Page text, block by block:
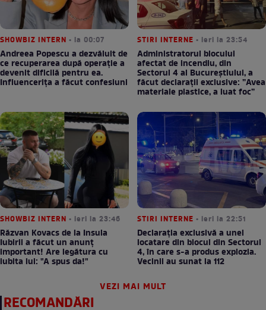
Puteți urmări știrile SpyNews.ro și pe Google News
ȘTIRI
SHOWBIZ INTERN • la 00:07
Andreea Popescu a dezvăluit de
ce recuperarea după operație a
devenit dificilă pentru ea.
Influencerița a făcut confesiuni
STIRI INTERNE • ieri la 23:54
Administratorul blocului
afectat de incendiu, din
Sectorul 4 al Bucureștiului, a
făcut declarații exclusive: ”Avea
materiale plastice, a luat foc”